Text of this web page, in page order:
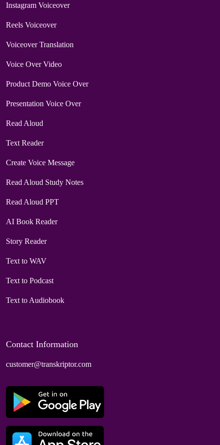
Instagram Voiceover
Reels Voiceover
Voiceover Translation
Voice Over Video
Product Demo Voice Over
Presentation Voice Over
Read Aloud
Text Reader
Create Voice Message
Read Aloud Study Notes
Read Aloud PPT
AI Book Reader
Story Reader
Text to WAV
Text to Podcast
Text to Audiobook
Contact Information
customer@transkriptor.com